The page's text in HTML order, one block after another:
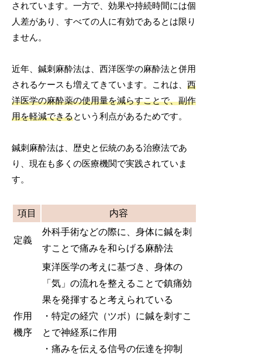
されています。一方で、効果や持続時間には個
人差があり、すべての人に有効であるとは限り
ません。
近年、鍼刺麻酔法は、西洋医学の麻酔法と併用
されるケースも増えてきています。これは、西
洋医学の麻酔薬の使用量を減らすことで、副作
用を軽減できるという利点があるためです。
鍼刺麻酔法は、歴史と伝統のある治療法であ
り、現在も多くの医療機関で実践されていま
す。
項目 内容
定義
外科手術などの際に、身体に鍼を刺
すことで痛みを和らげる麻酔法
作用
機序
東洋医学の考えに基づき、身体の
「気」の流れを整えることで鎮痛効
果を発揮すると考えられている
・特定の経穴（ツボ）に鍼を刺すこ
とで神経系に作用
・痛みを伝える信号の伝達を抑制